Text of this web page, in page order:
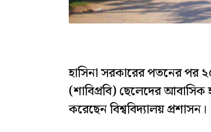
হাসিনা সরকারের পতনের পর
(শাবিপ্রবি) ছেলেদের
করেছেন বিশ্ববিদ্যালয় প্রশাসন।